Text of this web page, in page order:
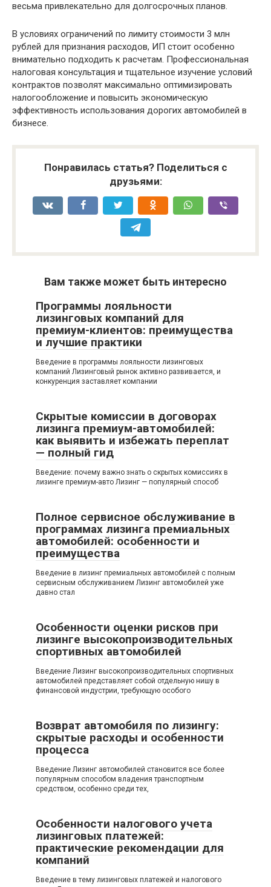
весьма привлекательно для долгосрочных планов.
В условиях ограничений по лимиту стоимости 3 млн
рублей для признания расходов, ИП стоит особенно
внимательно подходить к расчетам. Профессиональная
налоговая консультация и тщательное изучение условий
контрактов позволят максимально оптимизировать
налогообложение и повысить экономическую
эффективность использования дорогих автомобилей в
бизнесе.
Понравилась статья? Поделиться с
друзьями:
Вам также может быть интересно
Программы лояльности
лизинговых компаний для
премиум-клиентов: преимущества
и лучшие практики
Введение в программы лояльности лизинговых
компаний Лизинговый рынок активно развивается, и
конкуренция заставляет компании
Скрытые комиссии в договорах
лизинга премиум-автомобилей:
как выявить и избежать переплат
— полный гид
Введение: почему важно знать о скрытых комиссиях в
лизинге премиум-авто Лизинг — популярный способ
Полное сервисное обслуживание в
программах лизинга премиальных
автомобилей: особенности и
преимущества
Введение в лизинг премиальных автомобилей с полным
сервисным обслуживанием Лизинг автомобилей уже
давно стал
Особенности оценки рисков при
лизинге высокопроизводительных
спортивных автомобилей
Введение Лизинг высокопроизводительных спортивных
автомобилей представляет собой отдельную нишу в
финансовой индустрии, требующую особого
Возврат автомобиля по лизингу:
скрытые расходы и особенности
процесса
Введение Лизинг автомобилей становится все более
популярным способом владения транспортным
средством, особенно среди тех,
Особенности налогового учета
лизинговых платежей:
практические рекомендации для
компаний
Введение в тему лизинговых платежей и налогового